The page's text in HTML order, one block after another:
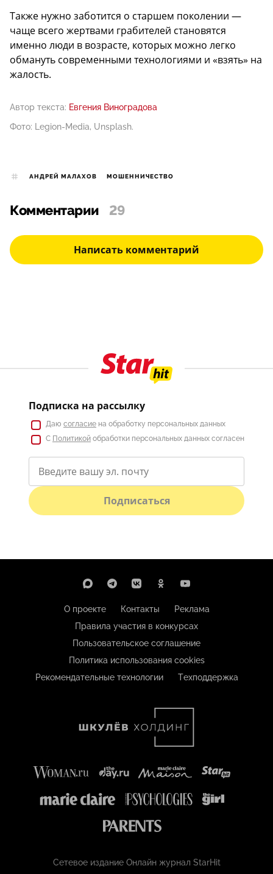
Также нужно заботится о старшем поколении —
чаще всего жертвами грабителей становятся
именно люди в возрасте, которых можно легко
обмануть современными технологиями и «взять» на
жалость.
Автор текста: Евгения Виноградова
Фото: Legion-Media, Unsplash.
АНДРЕЙ МАЛАХОВ МОШЕННИЧЕСТВО
Комментарии 29
Написать комментарий
Подписка на рассылку
Даю согласие на обработку персональных данных
С Политикой обработки персональных данных согласен
Подписаться
О проекте Контакты
Реклама
Правила участия в конкурсах
Пользовательское соглашение
Политика использования cookies
Рекомендательные технологии
Техподдержка
Сетевое издание Онлайн журнал StarHit